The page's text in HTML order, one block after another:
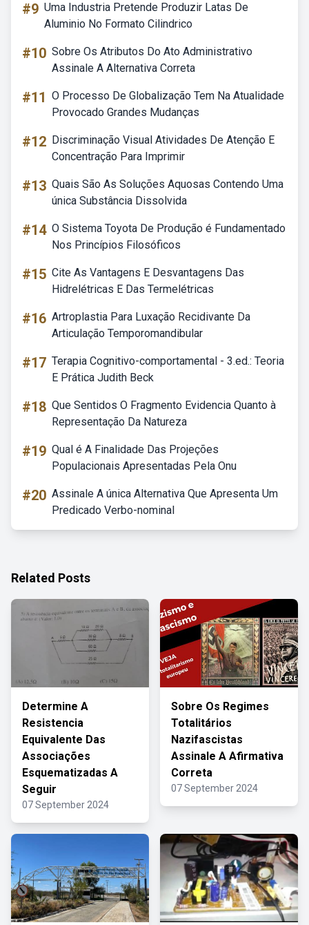
#9 Uma Industria Pretende Produzir Latas De
Aluminio No Formato Cilindrico
#10 Sobre Os Atributos Do Ato Administrativo
Assinale A Alternativa Correta
#11 O Processo De Globalização Tem Na Atualidade
Provocado Grandes Mudanças
#12 Discriminação Visual Atividades De Atenção E
Concentração Para Imprimir
#13 Quais São As Soluções Aquosas Contendo Uma
única Substância Dissolvida
#14 O Sistema Toyota De Produção é Fundamentado
Nos Princípios Filosóficos
#15 Cite As Vantagens E Desvantagens Das
Hidrelétricas E Das Termelétricas
#16 Artroplastia Para Luxação Recidivante Da
Articulação Temporomandibular
#17 Terapia Cognitivo-comportamental - 3.ed.: Teoria
E Prática Judith Beck
#18 Que Sentidos O Fragmento Evidencia Quanto à
Representação Da Natureza
#19 Qual é A Finalidade Das Projeções
Populacionais Apresentadas Pela Onu
#20 Assinale A única Alternativa Que Apresenta Um
Predicado Verbo-nominal
Related Posts
Determine A
Resistencia
Equivalente Das
Associações
Esquematizadas A
Seguir
07 September 2024
Sobre Os Regimes
Totalitários
Nazifascistas
Assinale A Afirmativa
Correta
07 September 2024